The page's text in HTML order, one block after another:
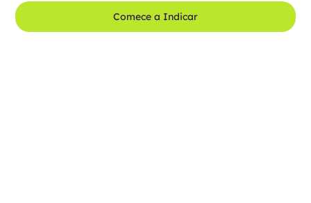
Comece a Indicar